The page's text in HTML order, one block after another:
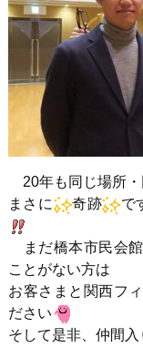
20年も同じ場所・
まさに
奇跡 で
まだ橋本市民会
ことがない方は
お客さまと関西フ
ださい
そして是非、仲間入